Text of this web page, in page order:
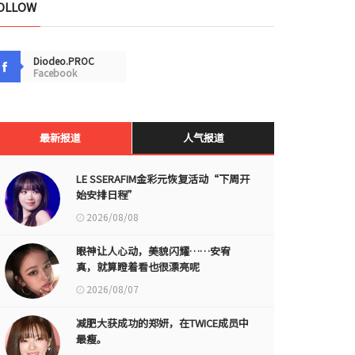
Diodeo.PROC
Facebook
最新报道 人气报道
LE SSERAFIM金彩元恢复活动“下周开
始安排日程”
2026/08/08
眼神让人心动，美貌闪耀……安宥
真，就算瞪着看也很漂亮呢
2026/08/07
减肥大获成功的郑妍，在TWICE成员中
最瘦。